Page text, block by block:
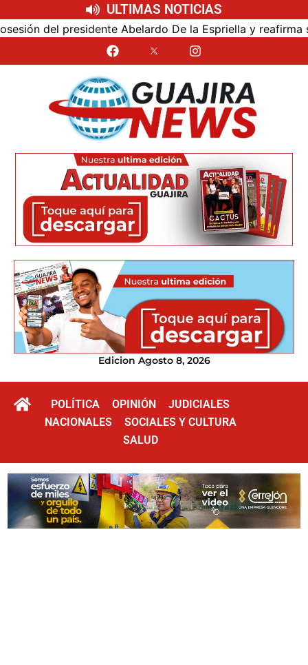
ULTIMAS NOTICIAS
presidente Abelardo De la Espriella y reafirma su
Edicion Agosto 8, 2026
POLÍTICA OPINIÓN
JUDICIALES
NACIONALES
SOCIALES Y CULTURA
SALUD